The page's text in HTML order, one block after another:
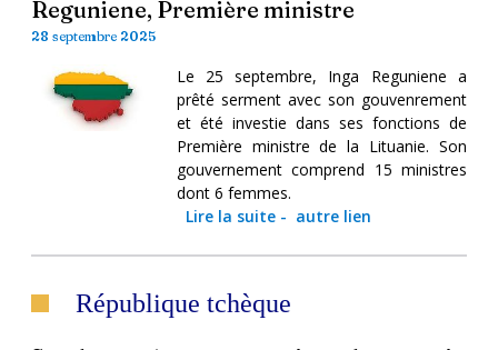
Reguniene, Première ministre
28 septembre 2025
Le 25 septembre, Inga Reguniene a
prêté serment avec son gouvenrement
et été investie dans ses fonctions de
Première ministre de la Lituanie. Son
gouvernement comprend 15 ministres
dont 6 femmes.
Lire la suite- autre lien
République tchèque